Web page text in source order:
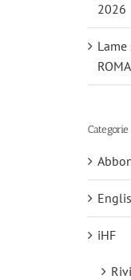
2026
Categorie
iHF